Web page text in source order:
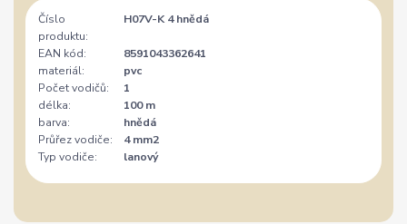
Číslo
produktu:
H07V-K 4 hnědá
EAN kód:
8591043362641
materiál:
pvc
Počet vodičů:
1
délka:
100 m
barva:
hnědá
Průřez vodiče:
4 mm2
Typ vodiče:
lanový